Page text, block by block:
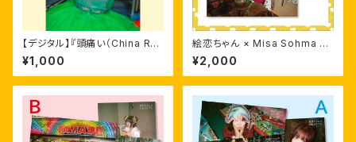
【デジタル】『頭痛い（China Re
mix）』つきデジタル年賀状
¥1,000
絵恋ちゃん × Misa Sohma ポ
スター
¥2,000